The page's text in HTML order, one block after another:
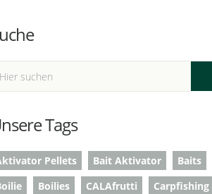
Tags
Pellets Bait Aktivator
Baits
Boilies CALAfrutti
Carpfishing